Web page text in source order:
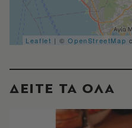
Leaflet | ©OpenStreetMap
ΔΕΙΤΕ ΤΑ ΟΛΑ